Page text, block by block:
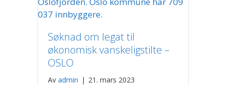
Søknad om legat til
økonomisk vanskeligstilte –
OSLO
Av admin | 21. mars 2023